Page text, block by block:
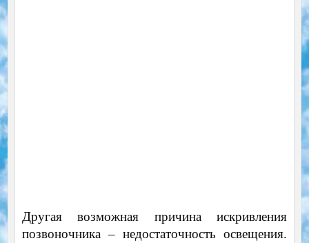
Другая возможная причина искривления
позвоночника – недостаточность освещения.